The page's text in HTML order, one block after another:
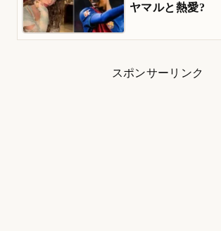
ヤマルと熱愛?
スポンサーリンク